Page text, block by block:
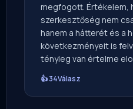
megfogott. Értékelem,
szerkesztőség nem
hanem a hátterét és a
következményeit is
tényleg van értelme
👍 34Válasz